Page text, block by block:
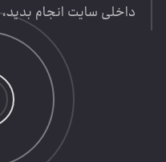
داخلی سایت انجام